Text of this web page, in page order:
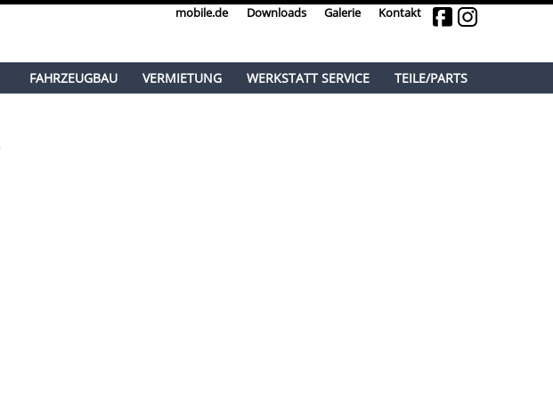
mobile.de Downloads Galerie Kontakt
TEILE/PARTS
WERKSTATT SERVICE
VERMIETUNG
FAHRZEUGBAU